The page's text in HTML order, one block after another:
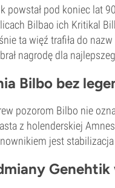
powstał pod koniec lat
Bilbao ich Kritikal
ta więź trafiła do
nagrodę dla
Bilbo bez
pozorom Bilbo nie
z holenderskiej
jest
Genehtik